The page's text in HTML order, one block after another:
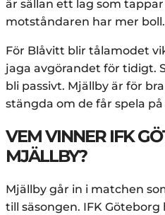
är sällan ett lag som
motståndaren har mer boll.
För Blåvitt blir tålamodet
jaga avgörandet för tidigt.
bli passivt. Mjällby är för
stängda om de får spela
VEM VINNER IFK
MJÄLLBY?
Mjällby går in i matchen
till säsongen. IFK